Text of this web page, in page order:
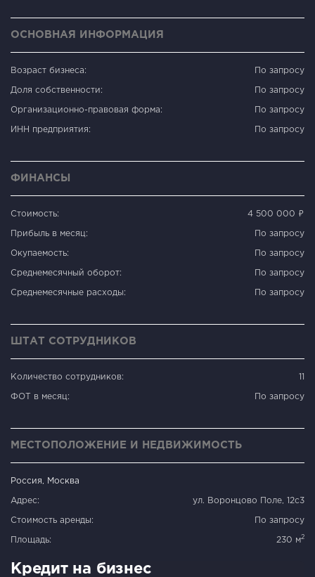
ОСНОВНАЯ ИНФОРМАЦИЯ
Возраст бизнеса: По запросу
Доля собственности: По запросу
Организационно-правовая форма: По запросу
ИНН предприятия: По запросу
ФИНАНСЫ
Стоимость: 4 500 000 ₽
Прибыль в месяц: По запросу
Окупаемость: По запросу
Среднемесячный оборот: По запросу
Среднемесячные расходы: По запросу
ШТАТ СОТРУДНИКОВ
Количество сотрудников: 11
ФОТ в месяц: По запросу
МЕСТОПОЛОЖЕНИЕ И НЕДВИЖИМОСТЬ
Россия, Москва
Адрес: ул. Воронцово Поле, 12с3
Стоимость аренды: По запросу
Площадь: 230 м2
Кредит на бизнес